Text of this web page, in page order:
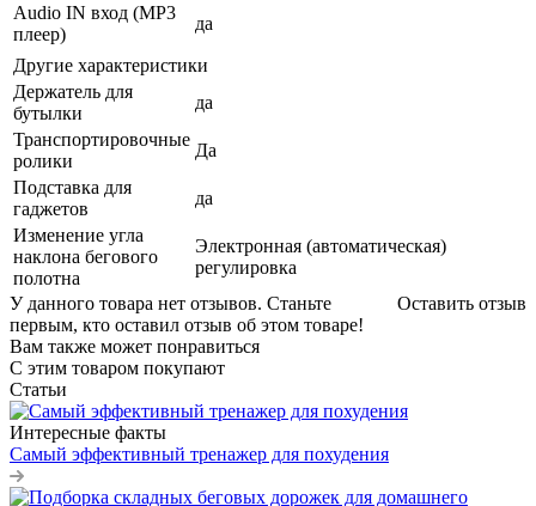
Audio IN вход (MP3
плеер)
да
Другие характеристики
Держатель для
бутылки
да
Транспортировочные
ролики
Да
Подставка для
гаджетов
да
Изменение угла
наклона бегового
полотна
Электронная (автоматическая)
регулировка
Оставить отзыв
У данного товара нет отзывов. Станьте
первым, кто оставил отзыв об этом товаре!
Вам также может понравиться
С этим товаром покупают
Статьи
Интересные факты
Самый эффективный тренажер для похудения